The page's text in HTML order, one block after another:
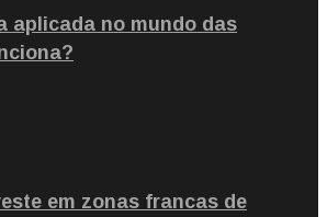
aplicada no mundo das
em zonas francas de